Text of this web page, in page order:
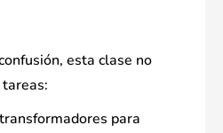
esta clase no
para